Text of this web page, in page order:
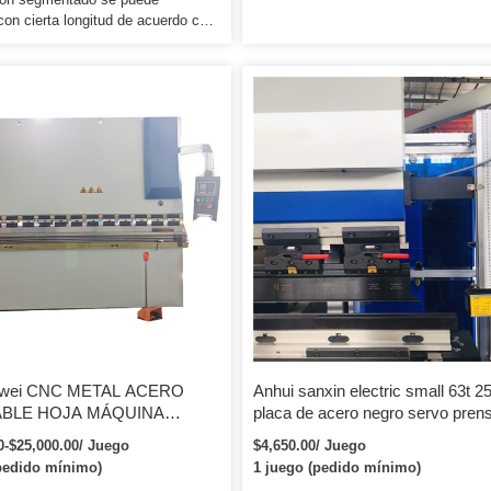
cierta longitud de acuerdo con
libremente. El cliente
enviar al ingeniero a nuestra
conocer la operación y el
libremente.
CNC METAL ACERO
HOJA MÁQUINA
CONTROL NC
DE PRENSA CONFIABLES
$25,000.00/ Juego
mínimo)
Anhui sanxin electric small 63t
placa de acero negro servo
plegadora eléctrica
$4,650.00/ Juego
1 juego (pedido mínimo)